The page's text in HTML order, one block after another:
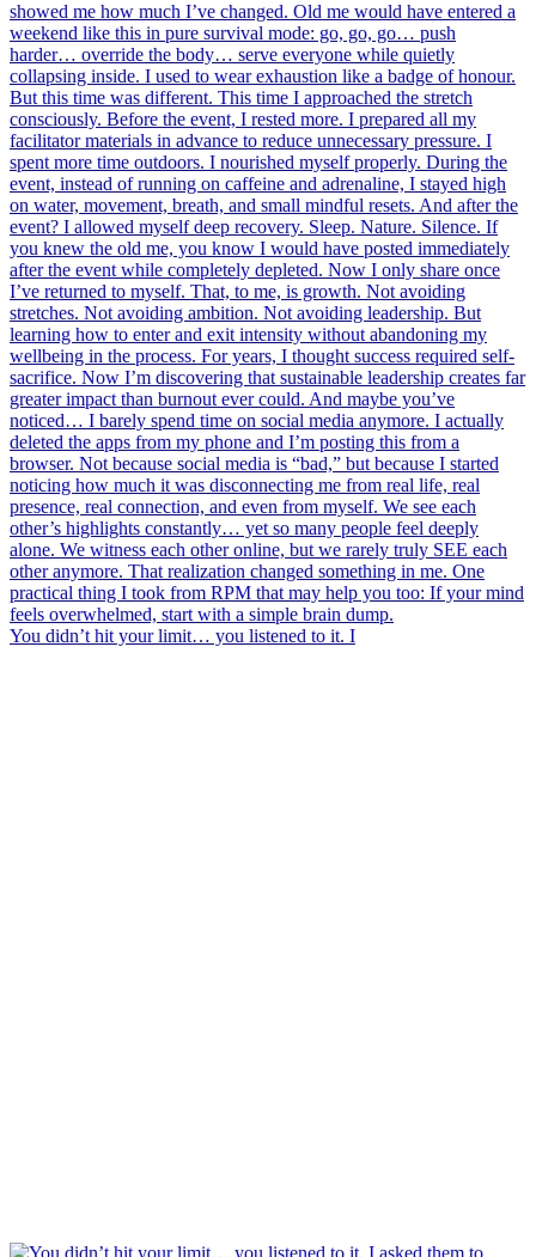
You didn’t hit your limit… you listened to it. I